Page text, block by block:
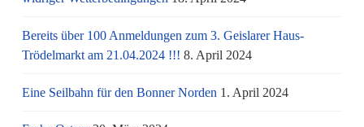
Bereits über 100 Anmeldungen zum 3. Geislarer Haus-
Trödelmarkt am 21.04.2024 !!! 8. April 2024
Eine Seilbahn für den Bonner Norden 1. April 2024